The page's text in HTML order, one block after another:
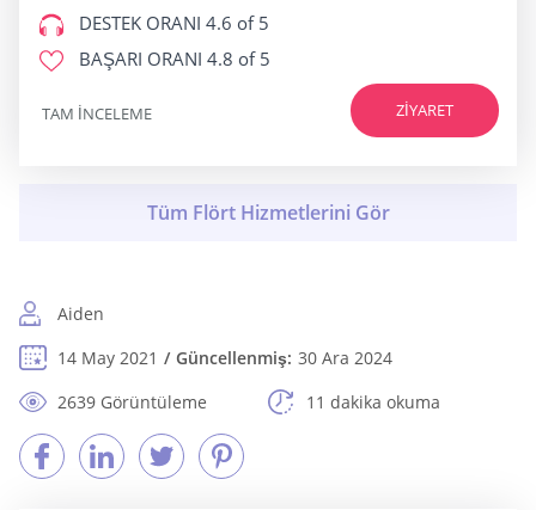
DESTEK ORANI 4.6 of 5
BAŞARI ORANI 4.8 of 5
ZIYARET
TAM INCELEME
Aiden
14 May 2021
Güncellenmiş: 30 Ara 2024
2639 Görüntüleme
11 dakika okuma